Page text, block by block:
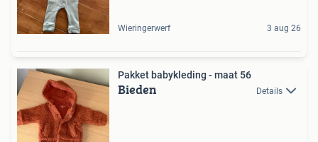
Wieringerwerf 3 aug 26
Pakket babykleding - maat 56
Bieden Details